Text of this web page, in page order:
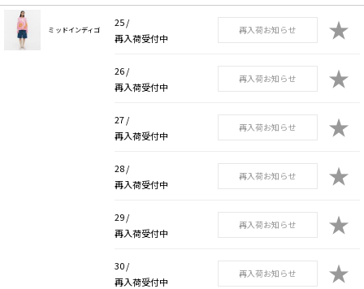
ミッドインディゴ
25 /
再入荷受付中
再入荷お知らせ ★
26 /
再入荷受付中
再入荷お知らせ ★
27 /
再入荷受付中
再入荷お知らせ ★
28 /
再入荷受付中
再入荷お知らせ ★
29 /
再入荷受付中
再入荷お知らせ ★
30 /
再入荷受付中
再入荷お知らせ ★